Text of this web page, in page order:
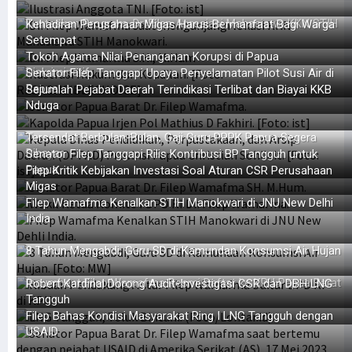
Tuntaskan Program, Dr. Filep Apresiasi Mahasiswa KKN STIH
Kehadiran Perusahaan Migas Harus Bermanfaat Bagi Warga
Setempat
Tokoh Agama Nilai Penanganan Korupsi di Papua
Diskriminatif
Senator Filep Tanggapi Upaya Penyelamatan Pilot Susi Air di
Papua
Sejumlah Pejabat Daerah Terindikasi Terlibat dan Biayai KKB
Nduga
Tersendat Berbulan-Bulan, Gaji Guru PPPK Papua Segera
Dibayar
Senator Filep Tanggapi Rilis Kontribusi BP Tangguh untuk
Papua
Filep Kritik Kebijakan Investasi Soal Aturan CSR Perusahaan
Migas
Filep Wamafma Kenalkan STIH Manokwari di JNU New Delhi
India
8 Tahun Mengabdi, Guru SD di Kamundan Konsumsi Air Hujan
Incumbent Filep Wamafma Resmi Daftar ke KPU Papua Barat
Robert Kardinal Dorong Audit-Investigasi CSR dan DBH LNG
Tangguh
Filep Bahas Kondisi Masyarakat Ring I LNG Tangguh dengan
USAID